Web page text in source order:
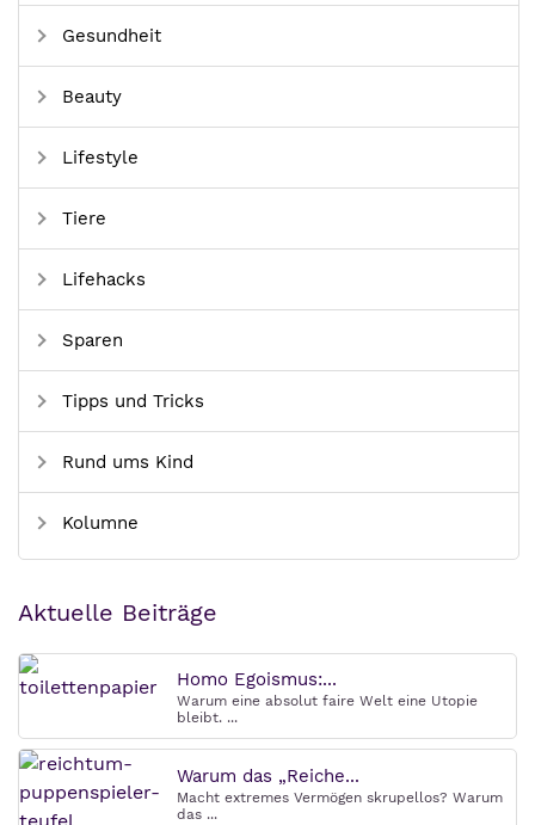
Gesundheit
Beauty
Lifestyle
Tiere
Lifehacks
Sparen
Tipps und Tricks
Rund ums Kind
Kolumne
Aktuelle Beiträge
Homo Egoismus:...
Warum eine absolut faire Welt eine Utopie
bleibt. ...
Warum das „Reiche...
Macht extremes Vermögen skrupellos? Warum
das ...